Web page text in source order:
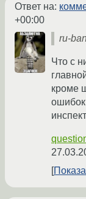
Ответ на:
+00:00
ru-
Что с
кроме